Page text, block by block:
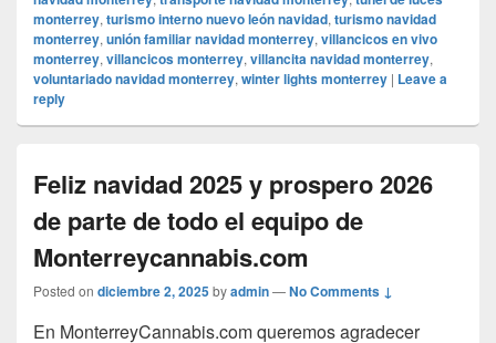
monterrey, turismo interno nuevo león navidad, turismo navidad
monterrey, unión familiar navidad monterrey, villancicos en vivo
monterrey, villancicos monterrey, villancita navidad monterrey,
voluntariado navidad monterrey, winter lights monterrey | Leave a
reply
Feliz navidad 2025 y prospero 2026
de parte de todo el equipo de
Monterreycannabis.com
Posted on diciembre 2, 2025byadmin—No Comments ↓
En MonterreyCannabis.com queremos agradecer